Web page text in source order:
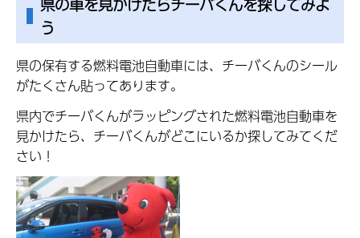
県の車を見かけたらチーバくんを探してみよ
う
県の保有する燃料電池自動車には、チーバくんのシール
がたくさん貼ってあります。
県内でチーバくんがラッピングされた燃料電池自動車を
見かけたら、チーバくんがどこにいるか探してみてくだ
さい！